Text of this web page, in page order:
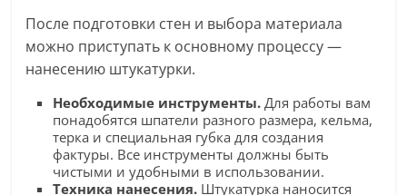
После подготовки стен и выбора материала
можно приступать к основному процессу —
нанесению штукатурки.
Необходимые инструменты. Для работы вам
понадобятся шпатели разного размера, кельма,
терка и специальная губка для создания
фактуры. Все инструменты должны быть
чистыми и удобными в использовании.
Техника нанесения. Штукатурка наносится